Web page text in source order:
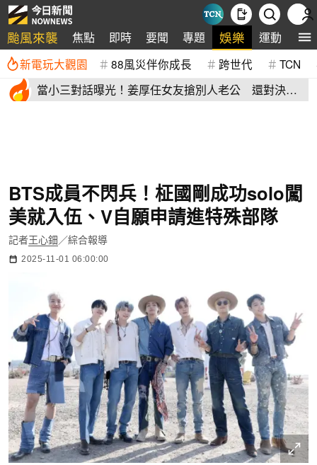
颱風來襲 焦點 即時 要聞 專題 娛樂 運動 全
新電玩大觀園 88風災伴你成長 跨世代 TCN
當小三對話曝光！姜厚任女友搶別人老公 還對決正
BTS成員不閃兵！柾國剛成功solo闖
美就入伍、V自願申請進特殊部隊
記者王心鈿 ／綜合報導
2025-11-01 06:00:00